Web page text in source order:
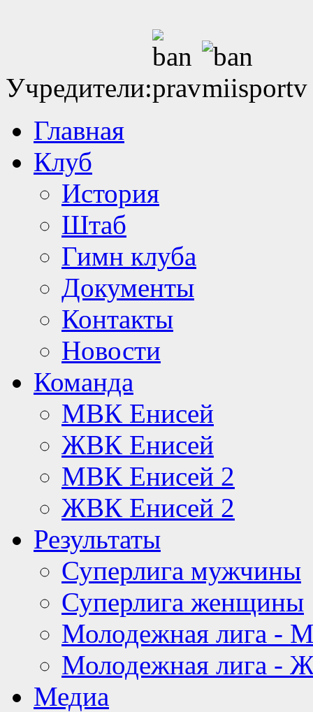
Учредители:
Главная
Клуб
История
Штаб
Гимн клуба
Документы
Контакты
Новости
Команда
МВК Енисей
ЖВК Енисей
МВК Енисей 2
ЖВК Енисей 2
Результаты
Суперлига мужчины
Суперлига женщины
Молодежная лига -
Молодежная лига -
Медиа